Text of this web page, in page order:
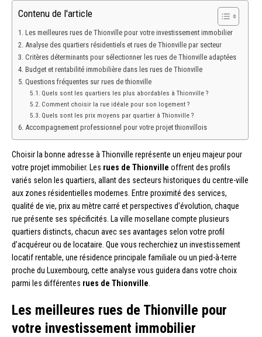
Contenu de l'article
Les meilleures rues de Thionville pour votre investissement immobilier
Analyse des quartiers résidentiels et rues de Thionville par secteur
Critères déterminants pour sélectionner les rues de Thionville adaptées
Budget et rentabilité immobilière dans les rues de Thionville
Questions fréquentes sur rues de thionville
Quels sont les quartiers les plus abordables à Thionville ?
Comment choisir la rue idéale pour son logement ?
Quels sont les prix moyens par quartier à Thionville ?
Accompagnement professionnel pour votre projet thionvillois
Choisir la bonne adresse à Thionville représente un enjeu majeur pour
votre projet immobilier. Les rues de Thionville offrent des profils
variés selon les quartiers, allant des secteurs historiques du centre-ville
aux zones résidentielles modernes. Entre proximité des services,
qualité de vie, prix au mètre carré et perspectives d’évolution, chaque
rue présente ses spécificités. La ville mosellane compte plusieurs
quartiers distincts, chacun avec ses avantages selon votre profil
d’acquéreur ou de locataire. Que vous recherchiez un investissement
locatif rentable, une résidence principale familiale ou un pied-à-terre
proche du Luxembourg, cette analyse vous guidera dans votre choix
parmi les différentes rues de Thionville
Les meilleures rues de Thionville pour
votre investissement immobilier